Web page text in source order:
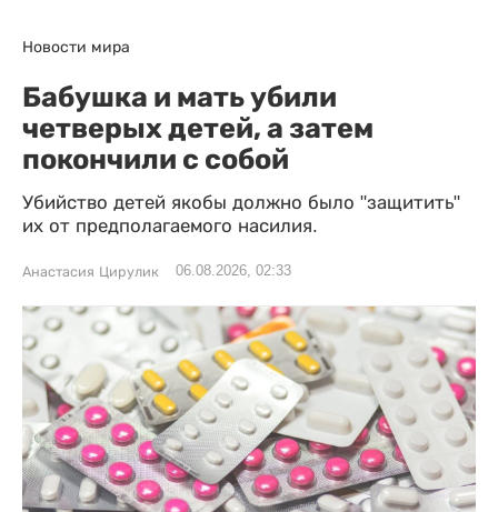
Новости мира
Бабушка и мать убили
четверых детей, а затем
покончили с собой
Убийство детей якобы должно было "защитить"
их от предполагаемого насилия.
Анастасия Цирулик 06.08.2026, 02:33